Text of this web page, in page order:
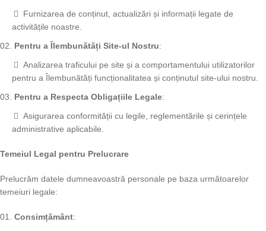
Furnizarea de conținut, actualizări și informații legate de
activitățile noastre.
Pentru a Îlembunătăți Site-ul Nostru:
Analizarea traficului pe site și a comportamentului utilizatorilor
pentru a Îlembunătăți funcționalitatea și conținutul site-ului nostru.
Pentru a Respecta Obligațiile Legale:
Asigurarea conformității cu legile, reglementările și cerințele
administrative aplicabile.
Temeiul Legal pentru Prelucrare
Prelucrăm datele dumneavoastră personale pe baza următoarelor
temeiuri legale:
Consimțământ: